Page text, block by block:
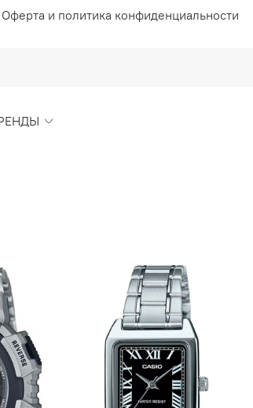
Оферта и политика конфиденциальности